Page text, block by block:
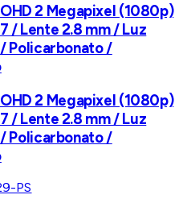
2 Megapixel (1080p)
/ Lente 2.8 mm / Luz
Policarbonato /
2 Megapixel (1080p)
/ Lente 2.8 mm / Luz
Policarbonato /
PS